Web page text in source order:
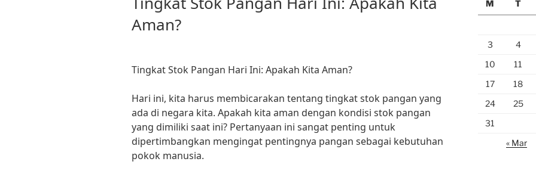
Aman?
Tingkat Stok Pangan Hari Ini: Apakah Kita Aman?
Hari ini, kita harus membicarakan tentang tingkat stok pangan yang
ada di negara kita. Apakah kita aman dengan kondisi stok pangan
yang dimiliki saat ini? Pertanyaan ini sangat penting untuk
dipertimbangkan mengingat pentingnya pangan sebagai kebutuhan
pokok manusia.
M
T
3
4
10
11
17
18
24
25
31
« Mar